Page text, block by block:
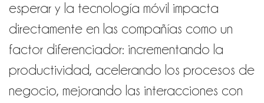
esperar y la tecnología móvil impacta
directamente en las compañías como un
factor diferenciador: incrementando la
productividad, acelerando los procesos de
negocio, mejorando las interacciones con